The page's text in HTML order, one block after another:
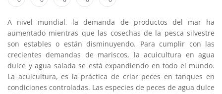
A nivel mundial, la demanda de productos del mar ha
aumentado mientras que las cosechas de la pesca silvestre
son estables o están disminuyendo. Para cumplir con las
crecientes demandas de mariscos, la acuicultura en agua
dulce y agua salada se está expandiendo en todo el mundo.
La acuicultura, es la práctica de criar peces en tanques en
condiciones controladas. Las especies de peces de agua dulce